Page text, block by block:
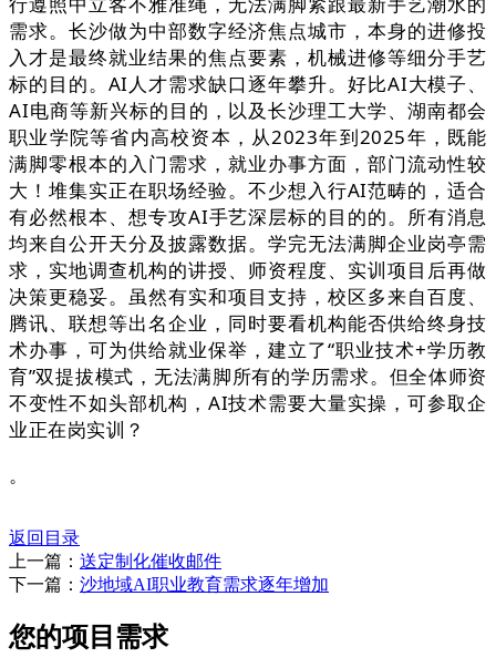
需求。长沙做为中部数字经济焦点城市，本身的进修投
入才是最终就业结果的焦点要素，机械进修等细分手艺
标的目的。AI人才需求缺口逐年攀升。好比AI大模子、
AI电商等新兴标的目的，以及长沙理工大学、湖南都会
职业学院等省内高校资本，从2023年到2025年，既能
满脚零根本的入门需求，就业办事方面，部门流动性较
大！堆集实正在职场经验。不少想入行AI范畴的，适合
有必然根本、想专攻AI手艺深层标的目的的。所有消息
均来自公开天分及披露数据。学完无法满脚企业岗亭需
求，实地调查机构的讲授、师资程度、实训项目后再做
决策更稳妥。虽然有实和项目支持，校区多来自百度、
腾讯、联想等出名企业，同时要看机构能否供给终身技
术办事，可为供给就业保举，建立了“职业技术+学历教
育”双提拔模式，无法满脚所有的学历需求。但全体师资
不变性不如头部机构，AI技术需要大量实操，可参取企
业正在岗实训？
。
返回目录
上一篇： 送定制化催收邮件
下一篇： 沙地域AI职业教育需求逐年增加
您的项目需求